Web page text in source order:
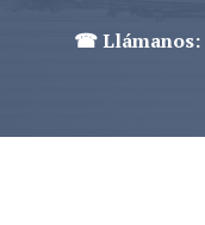
☎ Llámanos: